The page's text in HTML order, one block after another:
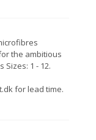
the ambitious
1 - 12.
for lead time.